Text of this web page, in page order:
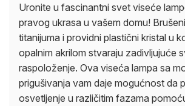
Uronite u fascinantni svet viseće
pravog ukrasa u vašem domu!
titanijuma i providni plastični kristal u
opalnim akrilom stvaraju zadivljujuće
raspoloženje. Ova viseća lampa sa
prigušivanja vam daje mogućnost da
osvetljenje u različitim fazama